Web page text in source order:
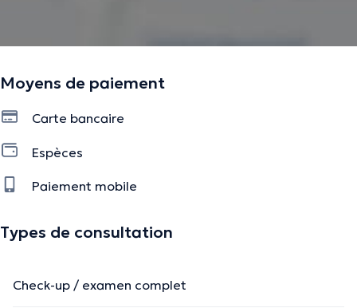
Moyens de paiement
Carte bancaire
Espèces
Paiement mobile
Types de consultation
Check-up / examen complet